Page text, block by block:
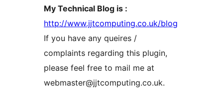
My Technical Blog is :
http://www.jjtcomputing.co.uk/blog
If you have any queires /
complaints regarding this plugin,
please feel free to mail me at
webmaster@jjtcomputing.co.uk.